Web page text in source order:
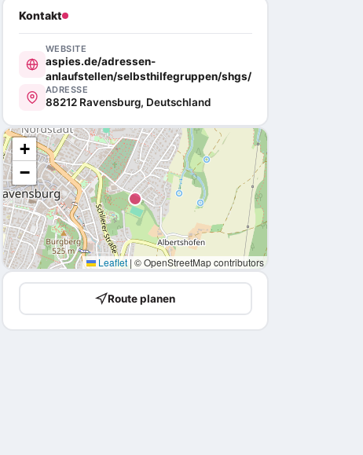
Kontakt
WEBSITE
aspies.de/adressen-
anlaufstellen/selbsthilfegruppen/shgs/
ADRESSE
88212 Ravensburg, Deutschland
+
−
Leaflet | © OpenStreetMap contributors
Route planen